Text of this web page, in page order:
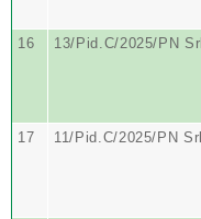
16
13/Pid.C/2025/PN Srl
17
11/Pid.C/2025/PN Srl